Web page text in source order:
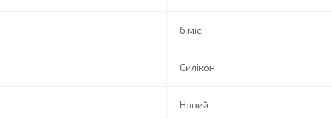
6 міс
Силікон
Новий